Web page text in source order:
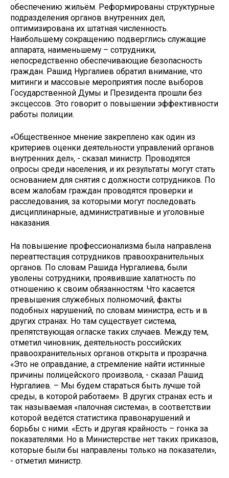
обеспечению жильём. Реформированы структурные
подразделения органов внутренних дел,
оптимизирована их штатная численность.
Наибольшему сокращению подверглись служащие
аппарата, наименьшему – сотрудники,
непосредственно обеспечивающие безопасность
граждан. Рашид Нургалиев обратил внимание, что
митинги и массовые мероприятия после выборов
Государственной Думы и Президента прошли без
эксцессов. Это говорит о повышении эффективности
работы полиции.
«Общественное мнение закреплено как один из
критериев оценки деятельности управлений органов
внутренних дел», - сказал министр. Проводятся
опросы среди населения, и их результаты могут стать
основанием для снятия с должности сотрудников. По
всем жалобам граждан проводятся проверки и
расследования, за которыми могут последовать
дисциплинарные, административные и уголовные
наказания.
На повышение профессионализма была направлена
переаттестация сотрудников правоохранительных
органов. По словам Рашида Нургалиева, были
уволены сотрудники, проявившие халатность по
отношению к своим обязанностям. Что касается
превышения служебных полномочий, факты
подобных нарушений, по словам министра, есть и в
других странах. Но там существует система,
препятствующая огласке таких случаев. Между тем,
отметил чиновник, деятельность российских
правоохранительных органов открыта и прозрачна.
«Это не оправдание, а стремление найти истинные
причины полицейского произвола, - сказал Рашид
Нургалиев. – Мы будем стараться быть лучше той
среды, в которой работаем». В других странах есть и
так называемая «палочная система», в соответствии
которой ведётся статистика правонарушений и
борьбы с ними. «Есть и другая крайность – гонка за
показателями. Но в Министерстве нет таких приказов,
которые были бы направлены только на показатели»,
- отметил министр.